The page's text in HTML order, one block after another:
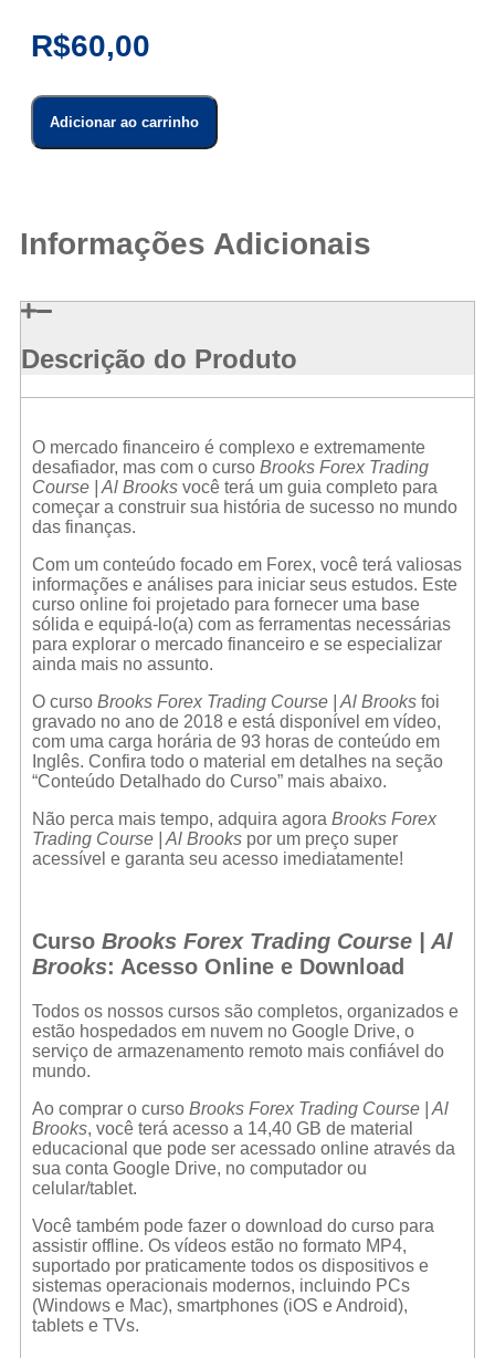
R$60,00
Brooks
Forex
Trading
quantidade
Adicionar ao carrinho
Informações Adicionais
Descrição do Produto
O mercado financeiro é complexo e extremamente
desafiador, mas com o curso Brooks Forex Trading
Course | Al Brooks você terá um guia completo para
começar a construir sua história de sucesso no mundo
das finanças.
Com um conteúdo focado em Forex, você terá valiosas
informações e análises para iniciar seus estudos. Este
curso online foi projetado para fornecer uma base
sólida e equipá-lo(a) com as ferramentas necessárias
para explorar o mercado financeiro e se especializar
ainda mais no assunto.
O curso Brooks Forex Trading Course | Al Brooks foi
gravado no ano de 2018 e está disponível em vídeo,
com uma carga horária de 93 horas de conteúdo em
Inglês. Confira todo o material em detalhes na seção
“Conteúdo Detalhado do Curso” mais abaixo.
Não perca mais tempo, adquira agora Brooks Forex
Trading Course | Al Brooks por um preço super
acessível e garanta seu acesso imediatamente!
Curso Brooks Forex Trading Course | Al
Brooks: Acesso Online e Download
Todos os nossos cursos são completos, organizados e
estão hospedados em nuvem no Google Drive, o
serviço de armazenamento remoto mais confiável do
mundo.
Ao comprar o curso Brooks Forex Trading Course | Al
Brooks, você terá acesso a 14,40 GB de material
educacional que pode ser acessado online através da
sua conta Google Drive, no computador ou
celular/tablet.
Você também pode fazer o download do curso para
assistir offline. Os vídeos estão no formato MP4,
suportado por praticamente todos os dispositivos e
sistemas operacionais modernos, incluindo PCs
(Windows e Mac), smartphones (iOS e Android),
tablets e TVs.